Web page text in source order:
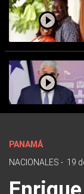
PANAMÁ
NACIONALES - 19